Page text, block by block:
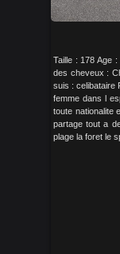
Taille : 178 Age
des cheveux :
suis : celibataire
femme dans l
toute nationalite
partage tout a
plage la foret le